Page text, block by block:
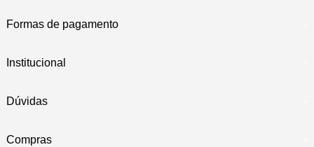
Formas de pagamento
Institucional
Dúvidas
Compras